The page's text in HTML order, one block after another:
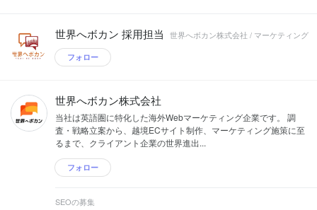
世界へボカン 採用担当 世界へボカン株式会社 / マーケティング
フォロー
世界へボカン株式会社
当社は英語圏に特化した海外Webマーケティング企業です。 調
査・戦略立案から、越境ECサイト制作、マーケティング施策に至
るまで、クライアント企業の世界進出...
フォロー
SEOの募集